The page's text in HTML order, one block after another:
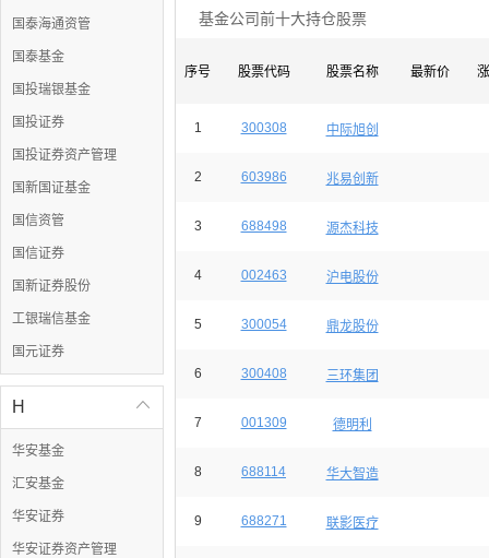
国泰海通资管
国泰基金
国投瑞银基金
国投证券
国投证券资产管理
国新国证基金
国信资管
国信证券
国新证券股份
工银瑞信基金
国元证券

H
华安基金
汇安基金
华安证券
华安证券资产管理
基金公司前十大持仓股票
序号 股票代码 股票名称 最新价
1 300308 中际旭创
2 603986 兆易创新
3 688498 源杰科技
4 002463 沪电股份
5 300054 鼎龙股份
6 300408 三环集团
7 001309 德明利
8 688114 华大智造
9 688271 联影医疗